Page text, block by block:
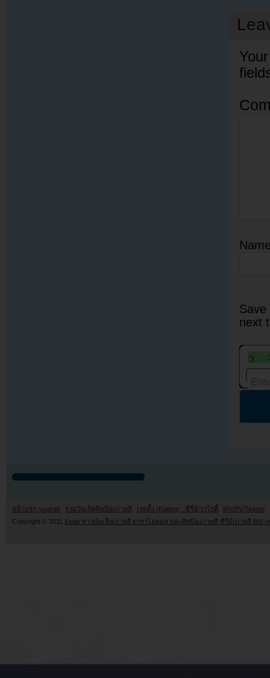
next
หน้าแรก youzab รวมวันเกิดศิลปินเกาหลี เรตติ้ง (Rating) : ซีรี่ย์/วาไรตี้
MV/PV/Teaser
Copyright © 2011 Kpop ข่าวบันเทิงเกาหลี ดาราไอดอล และศิลปินเกาหลี ซีรี่ย์เกาหลี MV